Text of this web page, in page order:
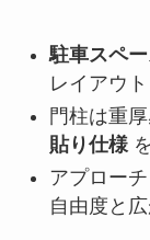
駐車スペ
レイアウト
門柱は重
貼り仕様
アプロー
自由度と